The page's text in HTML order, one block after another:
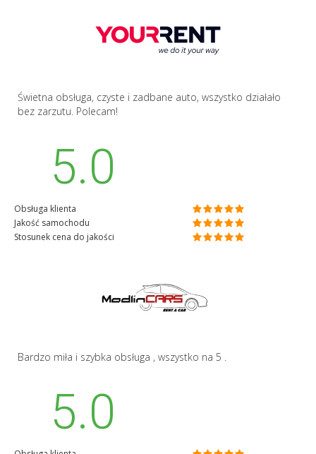
Świetna obsługa, czyste i zadbane auto, wszystko działało
bez zarzutu. Polecam!
5.0
Obsługa klienta
Jakość samochodu
Stosunek cena do jakości
Bardzo miła i szybka obsługa , wszystko na 5 .
5.0